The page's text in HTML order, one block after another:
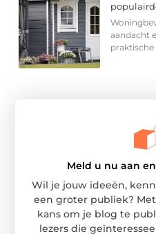
aandacht
Meld u nu aan
Wil je jouw ideeën,
een groter publiek?
kans om je blog te
lezers die